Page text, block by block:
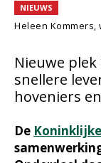
NIEUWS
Heleen Kommers,
Nieuwe
snellere
hoveniers
De